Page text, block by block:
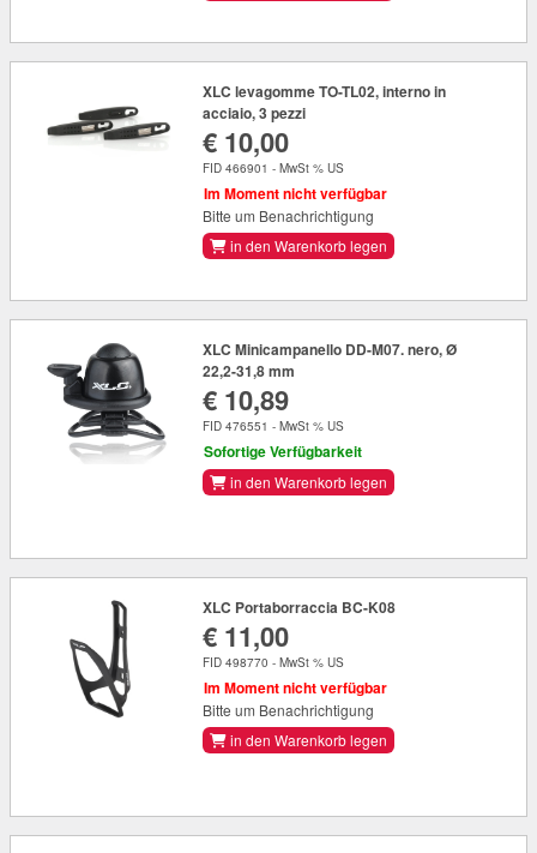
XLC levagomme TO-TL02, interno in
acciaio, 3 pezzi
€ 10,00
FID 466901 - MwSt % US
Im Moment nicht verfügbar
Bitte um Benachrichtigung
in den Warenkorb legen
XLC Minicampanello DD-M07. nero, Ø
22,2-31,8 mm
€ 10,89
FID 476551 - MwSt % US
Sofortige Verfügbarkeit
in den Warenkorb legen
XLC Portaborraccia BC-K08
€ 11,00
FID 498770 - MwSt % US
Im Moment nicht verfügbar
Bitte um Benachrichtigung
in den Warenkorb legen